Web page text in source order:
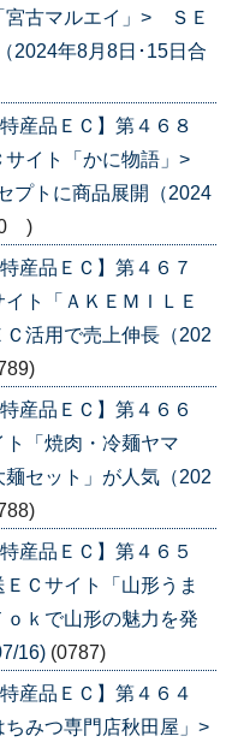
古マルエイ」> ＳＥ
2024年8月8日･15日合
産品ＥＣ】第４６８
イト「かに物語」>
プトに商品展開（2024
)
産品ＥＣ】第４６７
ト「ＡＫＥＭＩＬＥ
活用で売上伸長（202
産品ＥＣ】第４６６
「焼肉・冷麺ヤマ
セット」が人気（202
産品ＥＣ】第４６５
Ｃサイト「山形うま
ｋで山形の魅力を発
16) (0787)
産品ＥＣ】第４６４
みつ専門店秋田屋」>